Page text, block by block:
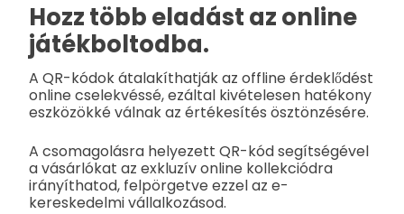
Hozz több eladást az online
játékboltodba.
A QR-kódok átalakíthatják az offline érdeklődést
online cselekvéssé, ezáltal kivételesen hatékony
eszközökké válnak az értékesítés ösztönzésére.
A csomagolásra helyezett QR-kód segítségével
a vásárlókat az exkluzív online kollekciódra
irányíthatod, felpörgetve ezzel az e-
kereskedelmi vállalkozásod.